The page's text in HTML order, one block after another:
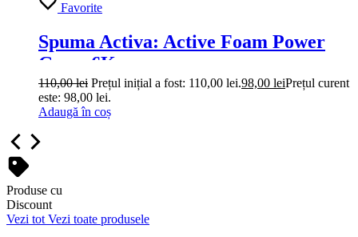
Favorite
Spuma Activa: Active Foam Power
Grass 6Kg
110,00lei Prețul inițial a fost: 110,00 lei.98,00 leiPrețul curent
este: 98,00 lei.
Adaugă în coș
Produse cu
Discount
Vezi tot Vezi toate produsele